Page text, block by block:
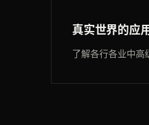
真实世界的应
了解各行各业中高